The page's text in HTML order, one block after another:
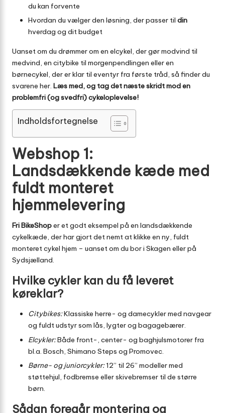
du kan forvente
Hvordan du vælger den løsning, der passer til din
hverdag og dit budget
Uanset om du drømmer om en elcykel, der gør modvind til
medvind, en citybike til morgenpendlingen eller en
børnecykel, der er klar til eventyr fra første tråd, så finder du
svarene her. Læs med, og tag det næste skridt mod en
problemfri (og svedfri) cykeloplevelse!
Indholdsfortegnelse
Webshop 1:
Landsdækkende kæde med
fuldt monteret
hjemmelevering
Fri BikeShoper et godt eksempel på en landsdækkende
cykelkæde, der har gjort det nemt at klikke en ny, fuldt
monteret cykel hjem – uanset om du bor i Skagen eller på
Sydsjælland.
Hvilke cykler kan du få leveret
køreklar?
Citybikes:Klassiske herre- og damecykler med navgear
og fuldt udstyr som lås, lygter og bagagebærer.
Elcykler:Både front-, center- og baghjulsmotorer fra
bl.a. Bosch, Shimano Steps og Promovec.
Børne- og juniorcykler:12” til 26” modeller med
støttehjul, fodbremse eller skivebremser til de større
børn.
Sådan foregår montering og